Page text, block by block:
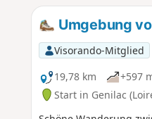
Umgebung
Visorando-Mitglied
19,78 km
+597
Start in Genilac